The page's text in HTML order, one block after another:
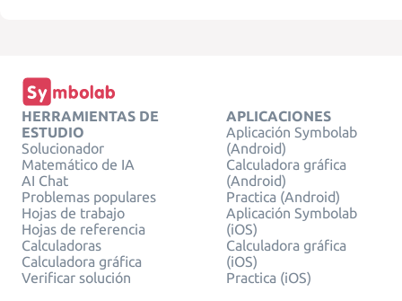
HERRAMIENTAS DE
ESTUDIO
Solucionador
Matemático de IA
AI Chat
Problemas populares
Hojas de trabajo
Hojas de referencia
Calculadoras
Calculadora gráfica
Verificar solución
APLICACIONES
Aplicación Symbolab
(Android)
Calculadora gráfica
(Android)
Practica (Android)
Aplicación Symbolab
(iOS)
Calculadora gráfica
(iOS)
Practica (iOS)